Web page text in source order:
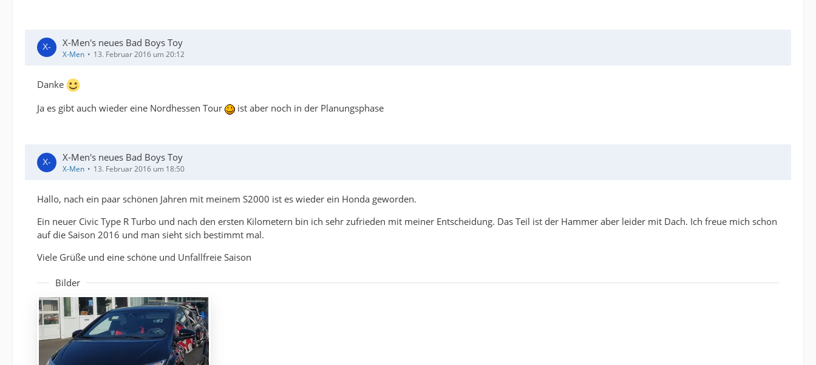
X-Men's neues Bad Boys Toy
X-Men 13. Februar 2016 um 20:12
Danke
Ja es gibt auch wieder eine Nordhessen Tour
ist aber noch in der Planungsphase
X-Men's neues Bad Boys Toy
X-Men 13. Februar 2016 um 18:50
Hallo, nach ein paar schönen Jahren mit meinem S2000 ist es wieder ein Honda geworden.
Ein neuer Civic Type R Turbo und nach den ersten Kilometern bin ich sehr zufrieden mit meiner Entscheidung. Das Teil ist der Hammer aber leider mit Dach. Ich freue mich schon
auf die Saison 2016 und man sieht sich bestimmt mal.
Viele Grüße und eine schöne und Unfallfreie Saison
Bilder